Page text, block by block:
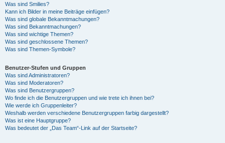
Was sind Smilies?
Kann ich Bilder in meine Beiträge einfügen?
Was sind globale Bekanntmachungen?
Was sind Bekanntmachungen?
Was sind wichtige Themen?
Was sind geschlossene Themen?
Was sind Themen-Symbole?
Benutzer-Stufen und Gruppen
Was sind Administratoren?
Was sind Moderatoren?
Was sind Benutzergruppen?
Wo finde ich die Benutzergruppen und wie trete ich ihnen bei?
Wie werde ich Gruppenleiter?
Weshalb werden verschiedene Benutzergruppen farbig dargestellt?
Was ist eine Hauptgruppe?
Was bedeutet der „Das Team“-Link auf der Startseite?